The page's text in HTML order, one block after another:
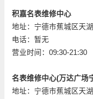
积嘉名表维修中心
地址：宁德市蕉城区天
电话：暂无
营业时间：09:30-21:30
名表维修中心(万达广场
地址：宁德市蕉城区天